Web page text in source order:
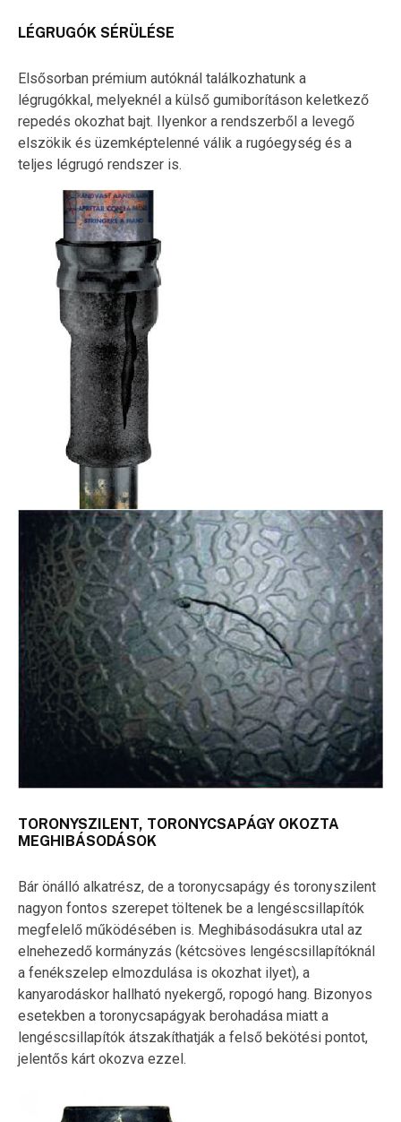
LÉGRUGÓK SÉRÜLÉSE
Elsősorban prémium autóknál találkozhatunk a
légrugókkal, melyeknél a külső gumiborításon keletkező
repedés okozhat bajt. Ilyenkor a rendszerből a levegő
elszökik és üzemképtelenné válik a rugóegység és a
teljes légrugó rendszer is.
TORONYSZILENT, TORONYCSAPÁGY OKOZTA
MEGHIBÁSODÁSOK
Bár önálló alkatrész, de a toronycsapágy és toronyszilent
nagyon fontos szerepet töltenek be a lengéscsillapítók
megfelelő működésében is. Meghibásodásukra utal az
elnehezedő kormányzás (kétcsöves lengéscsillapítóknál
a fenékszelep elmozdulása is okozhat ilyet), a
kanyarodáskor hallható nyekergő, ropogó hang. Bizonyos
esetekben a toronycsapágyak berohadása miatt a
lengéscsillapítók átszakíthatják a felső bekötési pontot,
jelentős kárt okozva ezzel.